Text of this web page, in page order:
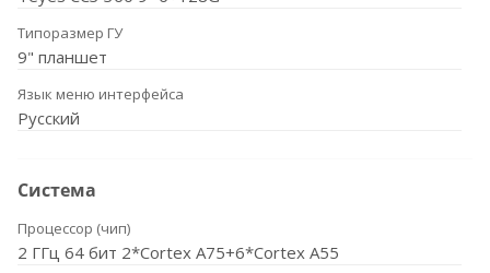
Типоразмер ГУ
9" планшет
Язык меню интерфейса
Русский
Система
Процессор (чип)
2 ГГц 64 бит 2*Cortex A75+6*Cortex A55